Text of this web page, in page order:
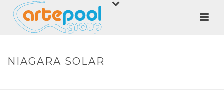
NIAGARA SOLAR